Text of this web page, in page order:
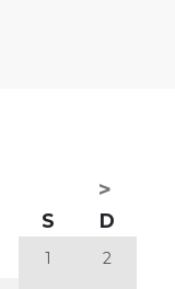
>
S D
1 2